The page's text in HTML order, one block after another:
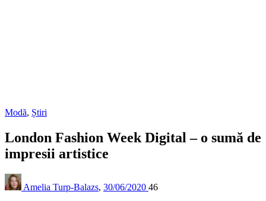
Modă, Știri
London Fashion Week Digital – o sumă de
impresii artistice
Amelia Turp-Balazs, 30/06/2020 46